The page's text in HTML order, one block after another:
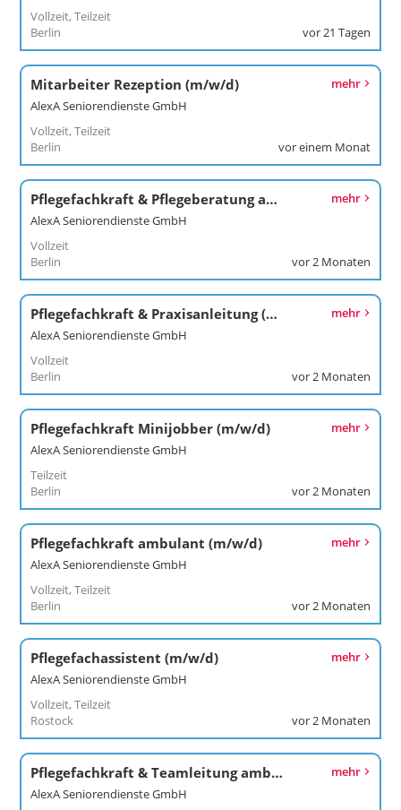
Vollzeit, Teilzeit
Berlin
vor 21 Tagen
Mitarbeiter Rezeption (m/w/d)
AlexA Seniorendienste GmbH
Vollzeit, Teilzeit
Berlin
mehr
vor einem Monat
Pflegefachkraft & Pflegeberatung ambulant (m/w/d)
AlexA Seniorendienste GmbH
Vollzeit
Berlin
mehr
vor 2 Monaten
Pflegefachkraft & Praxisanleitung (m/w/d)
AlexA Seniorendienste GmbH
Vollzeit
Berlin
mehr
vor 2 Monaten
Pflegefachkraft Minijobber (m/w/d)
AlexA Seniorendienste GmbH
Teilzeit
Berlin
mehr
vor 2 Monaten
Pflegefachkraft ambulant (m/w/d)
AlexA Seniorendienste GmbH
Vollzeit, Teilzeit
Berlin
mehr
vor 2 Monaten
Pflegefachassistent (m/w/d)
AlexA Seniorendienste GmbH
Vollzeit, Teilzeit
Rostock
mehr
vor 2 Monaten
Pflegefachkraft & Teamleitung ambulant (m/w/d)
AlexA Seniorendienste GmbH
mehr